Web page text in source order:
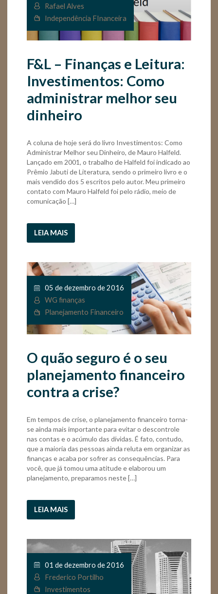
Rafael Alves
Independência FInanceira
F&L – Finanças e Leitura:
Investimentos: Como
administrar melhor seu
dinheiro
A coluna de hoje será do livro Investimentos: Como
Administrar Melhor seu Dinheiro, de Mauro Halfeld.
Lançado em 2001, o trabalho de Halfeld foi indicado ao
Prêmio Jabuti de Literatura, sendo o primeiro livro e o
mais vendido dos 5 escritos pelo autor. Meu primeiro
contato com Mauro Halfeld foi pelo rádio, meio de
comunicação […]
LEIA MAIS
05 de dezembro de 2016
WG finanças
Planejamento Financeiro
O quão seguro é o seu
planejamento financeiro
contra a crise?
Em tempos de crise, o planejamento financeiro torna-
se ainda mais importante para evitar o descontrole
nas contas e o acúmulo das dívidas. É fato, contudo,
que a maioria das pessoas ainda reluta em organizar as
finanças e acaba por sofrer as consequências. Para
você, que já tomou uma atitude e elaborou um
planejamento, preparamos neste […]
LEIA MAIS
01 de dezembro de 2016
Frederico Portilho
Investimentos